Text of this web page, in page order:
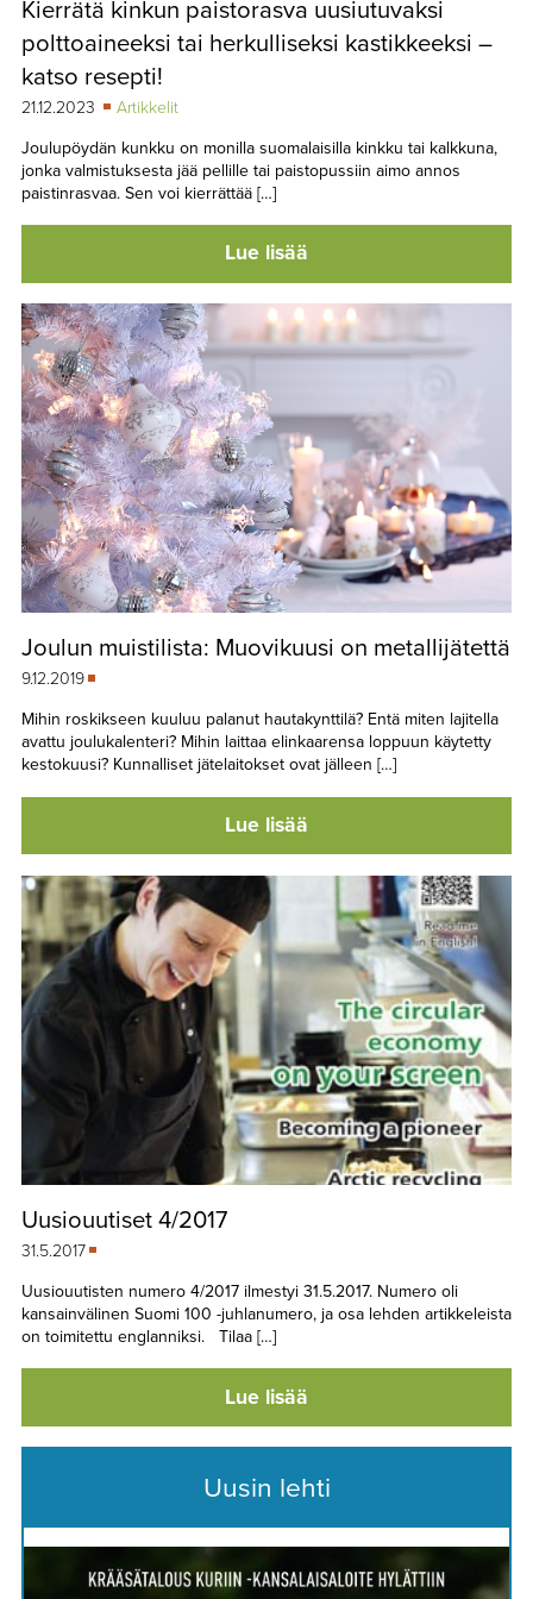
TAPAHTUMAT
YHTEYSTIEDOT
Kierrätä kinkun paistorasva uusiutuvaksi
polttoaineeksi tai herkulliseksi kastikkeeksi –
katso resepti!
21.12.2023
Artikkelit
Joulupöydän kunkku on monilla suomalaisilla kinkku tai kalkkuna,
jonka valmistuksesta jää pellille tai paistopussiin aimo annos
paistinrasvaa. Sen voi kierrättää […]
Lue lisää
Joulun muistilista: Muovikuusi on metallijätettä
9.12.2019
Mihin roskikseen kuuluu palanut hautakynttilä? Entä miten lajitella
avattu joulukalenteri? Mihin laittaa elinkaarensa loppuun käytetty
kestokuusi? Kunnalliset jätelaitokset ovat jälleen […]
Lue lisää
Uusiouutiset 4/2017
31.5.2017
Uusiouutisten numero 4/2017 ilmestyi 31.5.2017. Numero oli
kansainvälinen Suomi 100 -juhlanumero, ja osa lehden artikkeleista
on toimitettu englanniksi. Tilaa […]
Lue lisää
Uusin lehti